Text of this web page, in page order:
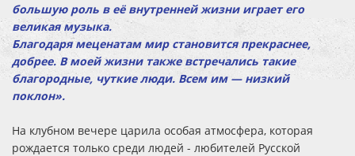
большую роль в её внутренней жизни играет его
великая музыка.
Благодаря меценатам мир становится прекраснее,
добрее. В моей жизни также встречались такие
благородные, чуткие люди. Всем им — низкий
поклон».
На клубном вечере царила особая атмосфера, которая
рождается только среди людей - любителей Русской